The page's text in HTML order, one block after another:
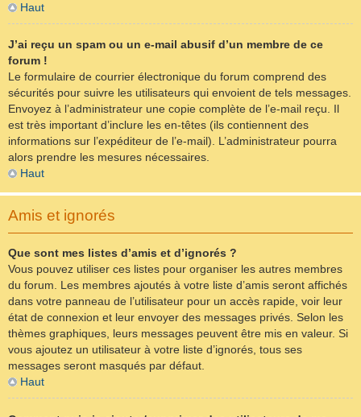
Haut
J’ai reçu un spam ou un e-mail abusif d’un membre de ce
forum !
Le formulaire de courrier électronique du forum comprend des
sécurités pour suivre les utilisateurs qui envoient de tels messages.
Envoyez à l’administrateur une copie complète de l’e-mail reçu. Il
est très important d’inclure les en-têtes (ils contiennent des
informations sur l’expéditeur de l’e-mail). L’administrateur pourra
alors prendre les mesures nécessaires.
Haut
Amis et ignorés
Que sont mes listes d’amis et d’ignorés ?
Vous pouvez utiliser ces listes pour organiser les autres membres
du forum. Les membres ajoutés à votre liste d’amis seront affichés
dans votre panneau de l’utilisateur pour un accès rapide, voir leur
état de connexion et leur envoyer des messages privés. Selon les
thèmes graphiques, leurs messages peuvent être mis en valeur. Si
vous ajoutez un utilisateur à votre liste d’ignorés, tous ses
messages seront masqués par défaut.
Haut